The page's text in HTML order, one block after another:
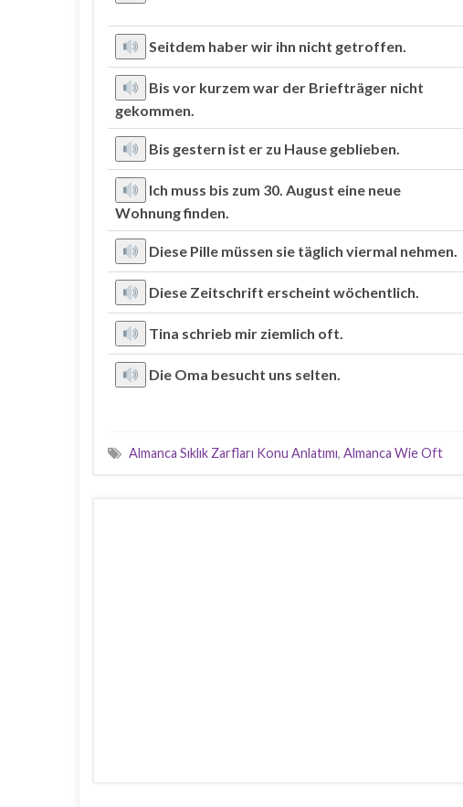
Seitdem haber wir ihn nicht getroffen.
Bis vor kurzem war der Briefträger nicht
gekommen.
Bis gestern ist er zu Hause geblieben.
Ich muss bis zum 30. August eine neue
Wohnung finden.
Diese Pille müssen sie täglich viermal nehmen.
Diese Zeitschrift erscheint wöchentlich.
Tina schrieb mir ziemlich oft.
Die Oma besucht uns selten.
Almanca Sıklık Zarfları Konu Anlatımı, Almanca Wie Oft